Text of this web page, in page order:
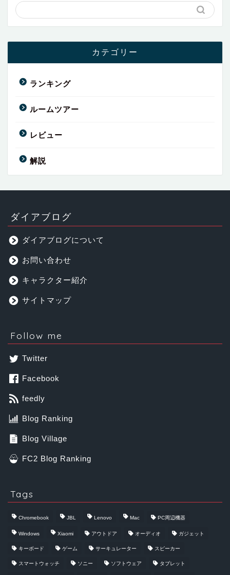
カテゴリー
ランキング
ルームツアー
レビュー
解説
ダイアブログ
ダイアブログについて
お問い合わせ
キャラクター紹介
サイトマップ
Follow me
Twitter
Facebook
feedly
Blog Ranking
Blog Village
FC2 Blog Ranking
Tags
Chromebook JBL Lenovo Mac PC周辺機器
Windows Xiaomi アウトドア オーディオ ガジェット
キーボード ゲーム サーキュレーター スピーカー
スマートウォッチ ソニー ソフトウェア タブレット